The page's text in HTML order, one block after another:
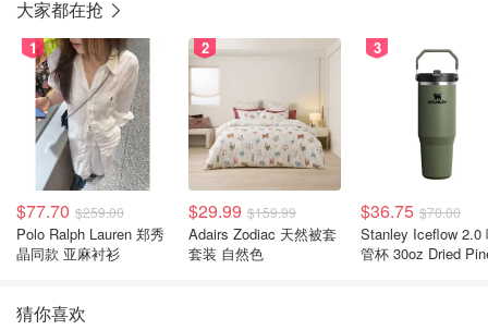
大家都在抢
1
$77.70 $259.00
Polo Ralph Lauren 郑秀
晶同款 亚麻衬衫
2
$29.99 $159.99
Adairs Zodiac 天然被套
套装 自然色
3
$36.75 $70.00
Stanley Iceflow 2.0 吸
管杯 30oz Dried
猜你喜欢